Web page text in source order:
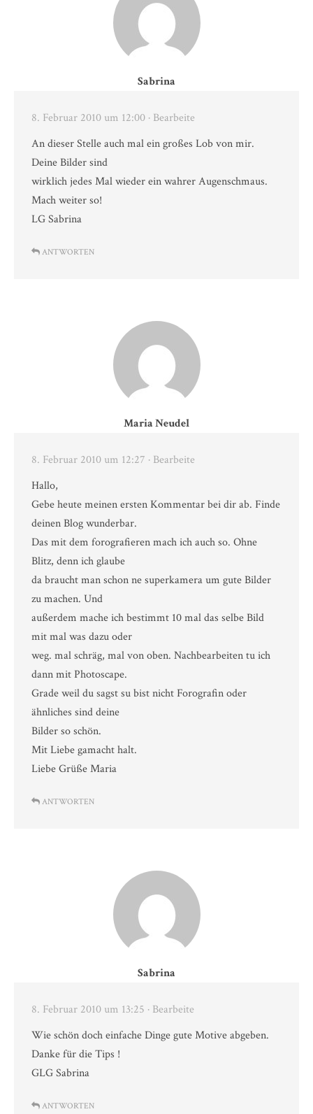
Sabrina
8. Februar 2010 um 12:00 · Bearbeite
An dieser Stelle auch mal ein großes Lob von mir.
Deine Bilder sind
wirklich jedes Mal wieder ein wahrer Augenschmaus.
Mach weiter so!
LG Sabrina
ANTWORTEN
Maria Neudel
8. Februar 2010 um 12:27 · Bearbeite
Hallo,
Gebe heute meinen ersten Kommentar bei dir ab. Finde
deinen Blog wunderbar.
Das mit dem forografieren mach ich auch so. Ohne
Blitz, denn ich glaube
da braucht man schon ne superkamera um gute Bilder
zu machen. Und
außerdem mache ich bestimmt 10 mal das selbe Bild
mit mal was dazu oder
weg. mal schräg, mal von oben. Nachbearbeiten tu ich
dann mit Photoscape.
Grade weil du sagst su bist nicht Forografin oder
ähnliches sind deine
Bilder so schön.
Mit Liebe gamacht halt.
Liebe Grüße Maria
ANTWORTEN
Sabrina
8. Februar 2010 um 13:25 · Bearbeite
Wie schön doch einfache Dinge gute Motive abgeben.
Danke für die Tips !
GLG Sabrina
ANTWORTEN